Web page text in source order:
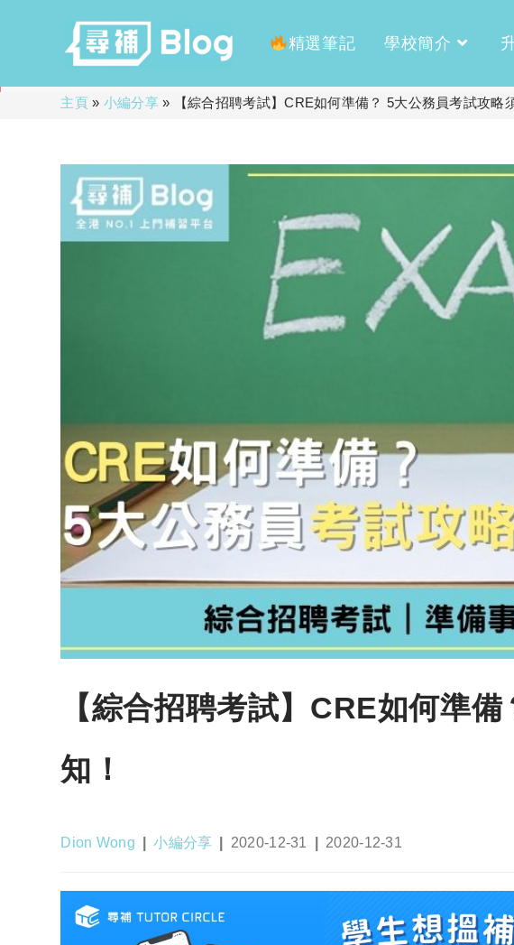
精選筆記 學校簡介
主頁» 小編分享» 【綜合招聘考試】CRE如何準備？ 5大公務員考試攻略
【綜合招聘考試】CRE如何準
知！
Post
Dion Wong
Post
小編分享
Post
2020-12-31
Post
2020-12-31